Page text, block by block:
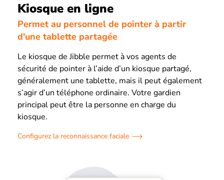
Kiosque en ligne
Permet au personnel de pointer à partir
d'une tablette partagée
Le kiosque de Jibble permet à vos agents de
sécurité de pointer à l’aide d’un kiosque partagé,
généralement une tablette, mais il peut également
s’agir d’un téléphone ordinaire. Votre gardien
principal peut être la personne en charge du
kiosque.
Configurez la reconnaissance faciale